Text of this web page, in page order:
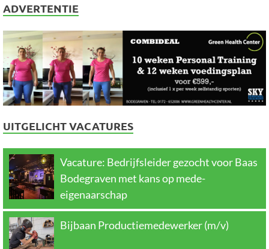
ADVERTENTIE
UITGELICHT VACATURES
Vacature: Bedrijfsleider gezocht voor Baas
Bodegraven met kans op mede-
eigenaarschap
Bijbaan Productiemedewerker (m/v)